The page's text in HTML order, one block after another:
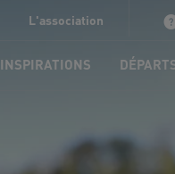
L'association
INSPIRATIONS